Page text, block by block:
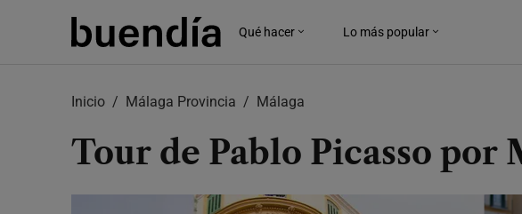
Qué hacer Lo más popular
Inicio Málaga Provincia Málaga
Tour de Pablo Picasso por